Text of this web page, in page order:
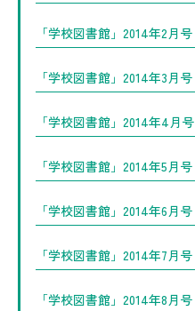
「学校図書館」2014年2月号
「学校図書館」2014年3月号
「学校図書館」2014年4月号
「学校図書館」2014年5月号
「学校図書館」2014年6月号
「学校図書館」2014年7月号
「学校図書館」2014年8月号